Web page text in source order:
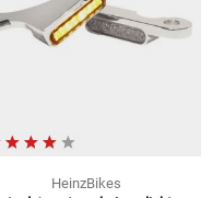
HeinzBikes